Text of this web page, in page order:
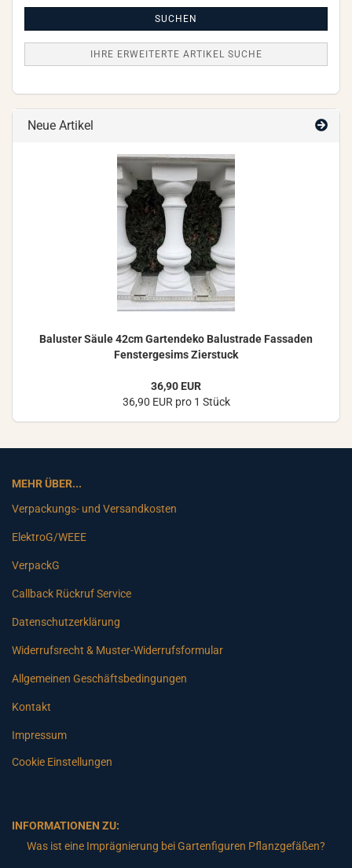
SUCHEN
IHRE ERWEITERTE ARTIKEL SUCHE
Neue Artikel
Ba­lus­ter Säule 42cm Gar­ten­de­ko Ba­lus­tra­de Fas­sa­den
Fens­ter­ge­sims Zier­stuck
36,90 EUR
36,90 EUR pro 1 Stück
MEHR ÜBER...
Verpackungs- und Versandkosten
ElektroG/WEEE
VerpackG
Callback Rückruf Service
Datenschutzerklärung
Widerrufsrecht & Muster-Widerrufsformular
Allgemeinen Geschäftsbedingungen
Kontakt
Impressum
Cookie Einstellungen
INFORMATIONEN ZU:
Was ist eine Imprägnierung bei Gartenfiguren Pflanzgefäßen?